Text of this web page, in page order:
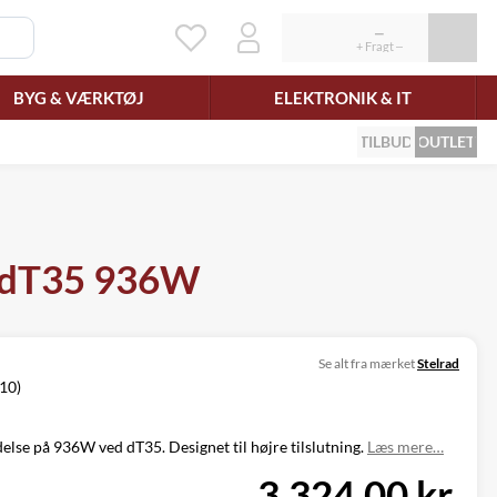
BYG & VÆRKTØJ ELEKTRONIK & IT
TILBUD OUTLET
936W
Se alt fra mærketStelrad
på 936W ved dT35. Designet til højre tilslutning. Læs mere…